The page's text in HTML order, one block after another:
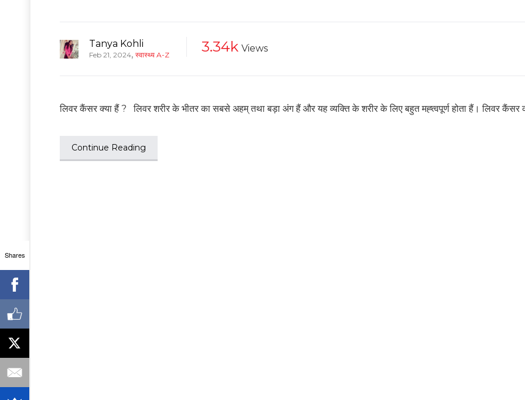
Tanya Kohli
Feb 21, 2024, स्वास्थ्य A-Z 3.34k Views
लिवर कैंसर क्या हैं ? लिवर शरीर के भीतर का सबसे अहम् तथा बड़ा अंग हैं और यह व्यक्ति के शरीर के लिए बहुत मह्त्वपूर्ण होता हैं। लिवर कैंसर
Continue Reading
Shares